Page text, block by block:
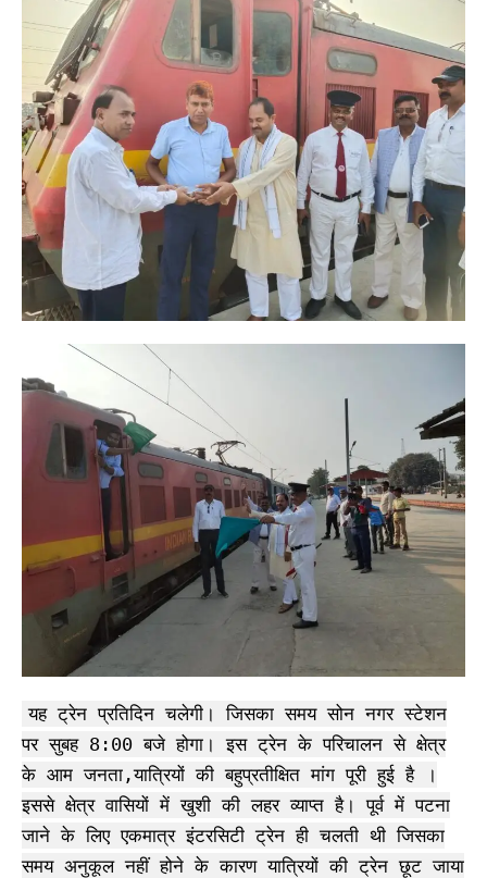
यह ट्रेन प्रतिदिन चलेगी। जिसका समय सोन नगर स्टेशन
पर सुबह 8:00 बजे होगा। इस ट्रेन के परिचालन से क्षेत्र
के आम जनता,यात्रियों की बहुप्रतीक्षित मांग पूरी हुई है ।
इससे क्षेत्र वासियों में खुशी की लहर व्याप्त है। पूर्व में पटना
जाने के लिए एकमात्र इंटरसिटी ट्रेन ही चलती थी जिसका
समय अनुकूल नहीं होने के कारण यात्रियों की ट्रेन छूट जाया